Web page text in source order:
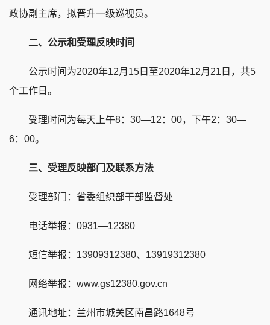
政协副主席，拟晋升一级巡视员。
二、公示和受理反映时间
公示时间为2020年12月15日至2020年12月21日，共5
个工作日。
受理时间为每天上午8：30—12：00，下午2：30—
6：00。
三、受理反映部门及联系方法
受理部门：省委组织部干部监督处
电话举报：0931—12380
短信举报：13909312380、13919312380
网络举报：www.gs12380.gov.cn
通讯地址：兰州市城关区南昌路1648号